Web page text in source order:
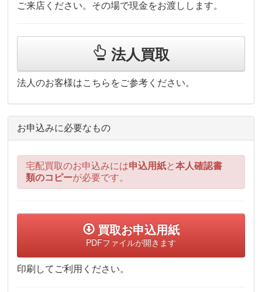
ご来店ください。その場で現金をお渡しします。
法人買取
法人のお客様はこちらをご参考ください。
お申込みに必要なもの
宅配買取のお申込みには申込用紙と本人確認書
類のコピーが必要です。
買取お申込用紙
PDFファイルが開きます
印刷してご利用ください。